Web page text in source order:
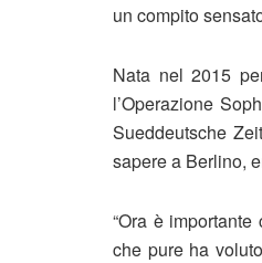
un compito
Nata nel 2015
l’Operazione
Sueddeutsche
sapere a Berlino,
“Ora è
che pure ha